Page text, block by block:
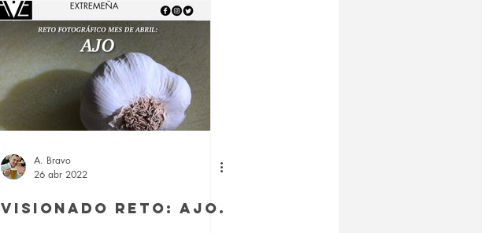
A. Bravo
26 abr 2022
Visionado reto: Ajo.